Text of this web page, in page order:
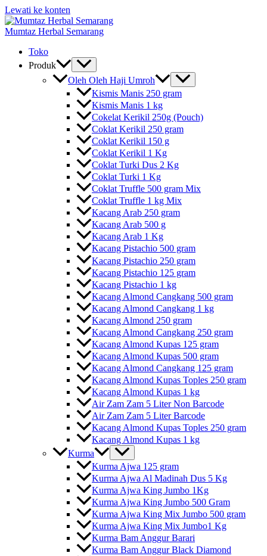
Lewati ke konten
Mumtaz Herbal Semarang
Toko
Produk
Oleh Oleh Haji Umroh
Kismis Manis 250 gram
Kismis Manis 1 kg
Cokelat Kerikil 250g (Pouch)
Coklat Kerikil 250 gram
Coklat Kerikil 150 g
Coklat Kerikil 1 Kg
Coklat Turki Dus 2 Kg
Coklat Turki 1 Kg
Coklat Truffle 500 gram Mix
Coklat Truffle 1 kg Mix
Kacang Arab 250 gram
Kacang Arab 500 g
Kacang Arab 1 Kg
Kacang Pistachio 500 gram
Kacang Pistachio 250 gram
Kacang Pistachio 125 gram
Kacang Pistachio 1 kg
Kacang Almond Cangkang 500 gram
Kacang Almond Cangkang 1 kg
Kacang Almond 250 gram
Kacang Almond Cangkang 250 gram
Kacang Almond Kupas 125 gram
Kacang Almond Kupas 500 gram
Kacang Almond Cangkang 125 gram
Kacang Almond Kupas Toples 250 gram
Kacang Almond Kupas 1 kg
Air Zam Zam 5 Liter Non Barcode
Air Zam Zam 5 Liter Barcode
Kacang Almond Kupas Toples 250 gram
Kacang Almond Kupas 1 kg
Kurma
Kurma Ajwa 125 gram
Kurma Ajwa Al Madinah Dus 5 Kg
Kurma Ajwa King Jumbo 1Kg
Kurma Ajwa King Jumbo 500 Gram
Kurma Ajwa King Mix Jumbo 500 gram
Kurma Ajwa King Mix Jumbo1 Kg
Kurma Bam Anggur Barari
Kurma Bam Anggur Black Diamond